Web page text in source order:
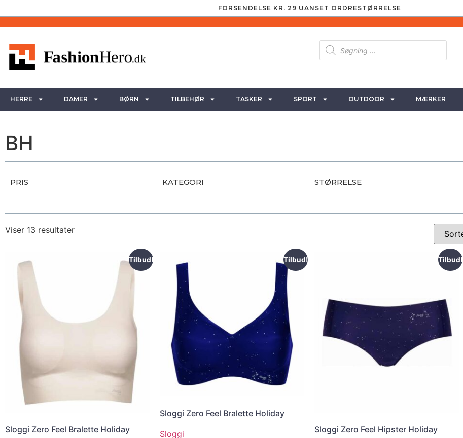
FORSENDELSE KR. 29 UANSET ORDRESTØRRELSE
HERRE DAMER BØRN TILBEHØR TASKER SPORT OUTDOOR MÆRKER
BH
PRIS KATEGORI STØRRELSE
Viser 13 resultater
Tilbud!
Sloggi Zero Feel Bralette Holiday
Tilbud!
Sloggi Zero Feel Bralette Holiday
Sloggi
Tilbud!
Sloggi Zero Feel Hipster Holiday